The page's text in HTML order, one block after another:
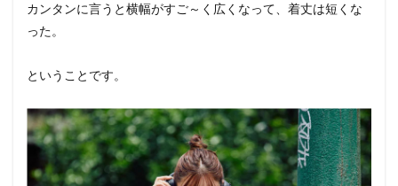
カンタンに言うと横幅がすご～く広くなって、着丈は短くな
った。
ということです。